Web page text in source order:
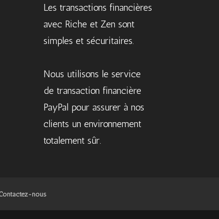
Les transactions financières
avec Riche et Zen sont
simples et sécuritaires.
Nous utilisons le service
de transaction financière
PayPal pour assurer à nos
clients un environnement
totalement sûr.
nous